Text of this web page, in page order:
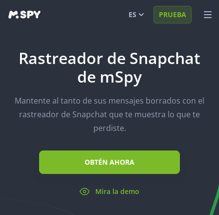
INICIAR SESIÓN
SOLUCIONES
ES
Español
العربية
PRUEBA
Rastreador de Snapchat
de mSpy
Mantente al tanto de sus mensajes borrados con el
rastreador de Snapchat que te muestra lo que te
perdiste.
OBTÉN AHORA
Mira la demo